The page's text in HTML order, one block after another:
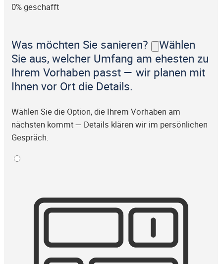
0% geschafft
Was möchten Sie sanieren?
Wählen
Sie aus, welcher Umfang am ehesten zu
Ihrem Vorhaben passt — wir planen mit
Ihnen vor Ort die Details.
Wählen Sie die Option, die Ihrem Vorhaben am
nächsten kommt — Details klären wir im persönlichen
Gespräch.